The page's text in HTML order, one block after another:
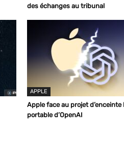
des échanges au tribunal
APPLE
Apple face au projet d’enceinte
portable d’OpenAI